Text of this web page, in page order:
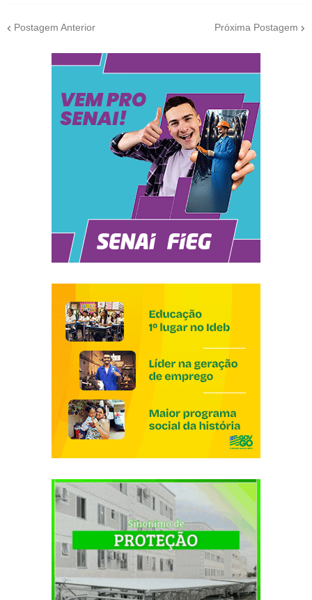
Postagem Anterior Próxima Postagem